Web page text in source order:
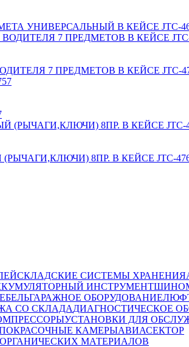
УНИВЕРСАЛЬНЫЙ В КЕЙСЕ JTC-
7 ПРЕДМЕТОВ В КЕЙСЕ JTC-
8ПР. В КЕЙСЕ JTC-
СКЛАДСКИЕ СИСТЕМЫ ХРАНЕНИЯ
ИНСТРУМЕНТ
ГАРАЖНОЕ ОБОРУДОВАНИЕ
СО СКЛАДАДИАГНОСТИЧЕСКОЕ
УСТАНОВКИ ДЛЯ
КАМЕРЫАВИАСЕКТОР
МАТЕРИАЛОВ